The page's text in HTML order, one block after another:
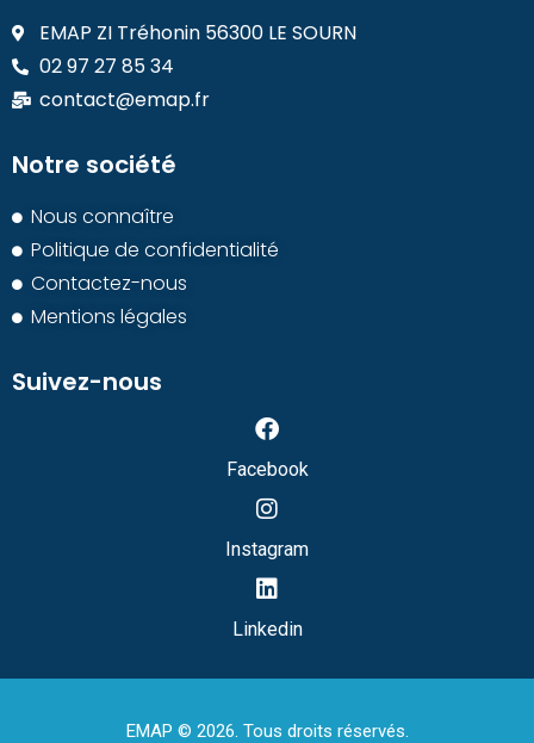
EMAP ZI Tréhonin 56300 LE SOURN
02 97 27 85 34
contact@emap.fr
Notre société
Nous connaître
Politique de confidentialité
Contactez-nous
Mentions légales
Suivez-nous
Facebook
Instagram
Linkedin
EMAP © 2026. Tous droits réservés.